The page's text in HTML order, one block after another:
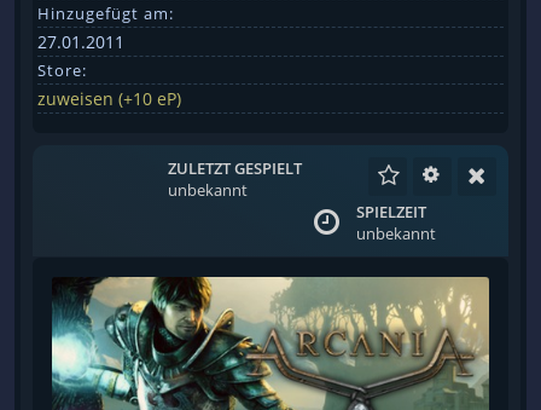
Hinzugefügt am:
27.01.2011
Store:
zuweisen (+10 eP)
ZULETZT GESPIELT
unbekannt
SPIELZEIT
unbekannt